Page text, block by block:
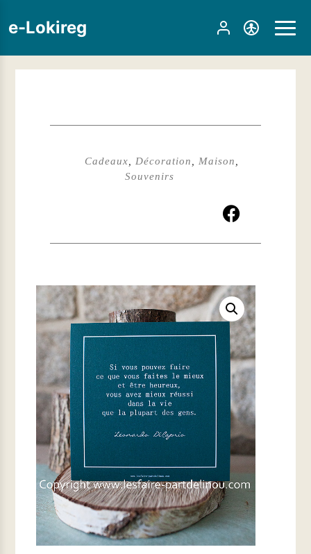
e-Lokireg
Cadeaux Décoration Maison
Souvenirs